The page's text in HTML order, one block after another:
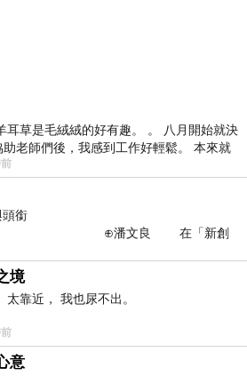
草是毛絨絨的好有趣。 。 八月開始就決
助老師們後，我感到工作好輕鬆。 本來就
工作啊。 真
銜
在「新創
境
太靠近， 我也尿不出。
意